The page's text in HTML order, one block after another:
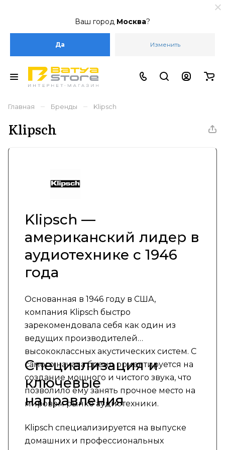
Ваш город Москва?
Да Изменить
Главная – Бренды – Klipsch
Klipsch
Klipsch —
американский лидер в
аудиотехнике с 1946
года
Основанная в 1946 году в США,
компания Klipsch быстро
зарекомендовала себя как один из
ведущих производителей
высококлассных акустических систем. С
самого начала бренд ориентируется на
создание мощного и чистого звука, что
позволило ему занять прочное место на
мировом рынке аудиотехники.
Специализация и
ключевые
направления
Klipsch специализируется на выпуске
домашних и профессиональных